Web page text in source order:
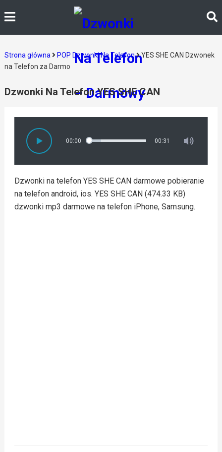
Strona główna POP Dzwonki Na Telefon
YES SHE CAN Dzwonek
na Telefon za Darmo
Dzwonki Na Telefon YES SHE CAN
00:00 00:31
Dzwonki na telefon YES SHE CAN darmowe pobieranie
na telefon android, ios. YES SHE CAN (474.33 KB)
dzwonki mp3 darmowe na telefon iPhone, Samsung.